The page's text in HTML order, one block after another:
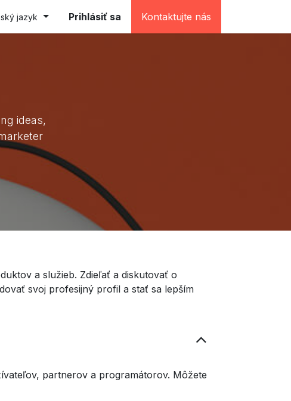
(testovacia)
jazyk Prihlásiť sa Kontaktujte nás
ideas,
a služieb. Zdieľať a diskutovať o
svoj profesijný profil a stať sa lepším
partnerov a programátorov. Môžete